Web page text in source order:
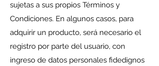
sujetas a sus propios Términos y
Condiciones. En algunos casos, para
adquirir un producto, será necesario el
registro por parte del usuario, con
ingreso de datos personales fidedignos